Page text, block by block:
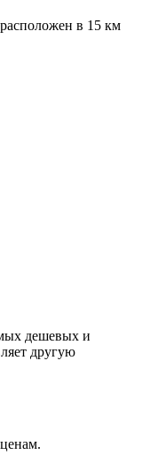
в 15 км
дешевых и
другую